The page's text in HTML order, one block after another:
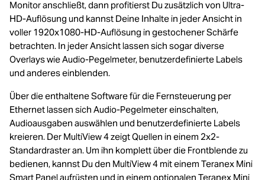
Monitor anschließt, dann profitierst Du zusätzlich von Ultra-
HD-Auflösung und kannst Deine Inhalte in jeder Ansicht in
voller 1920x1080-HD-Auflösung in gestochener Schärfe
betrachten. In jeder Ansicht lassen sich sogar diverse
Overlays wie Audio-Pegelmeter, benutzerdefinierte Labels
und anderes einblenden.
Über die enthaltene Software für die Fernsteuerung per
Ethernet lassen sich Audio-Pegelmeter einschalten,
Audioausgaben auswählen und benutzerdefinierte Labels
kreieren. Der MultiView 4 zeigt Quellen in einem 2x2-
Standardraster an. Um ihn komplett über die Frontblende zu
bedienen, kannst Du den MultiView 4 mit einem Teranex Mini
Smart Panel aufrüsten und in einem optionalen Teranex Mini